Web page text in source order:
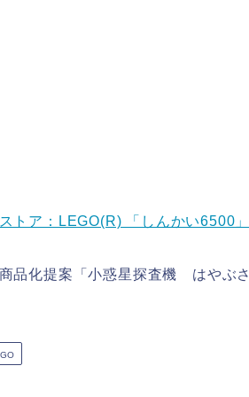
トア：LEGO(R) 「しんかい6500
品化提案「小惑星探査機 はやぶ